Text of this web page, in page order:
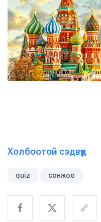
Холбоотой сэдвүүд
quiz сонжоо